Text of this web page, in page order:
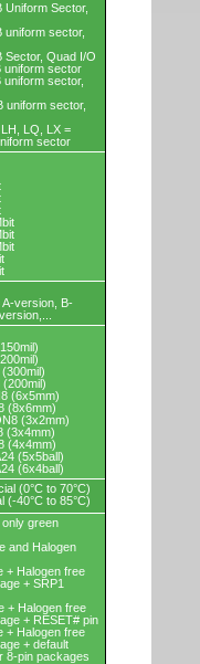
Uniform Sector,
uniform sector,
Sector, Quad I/O
uniform sector
uniform sector,
uniform sector,
LQ, LX =
sector
A-version, B-
(200mil)
(6x5mm)
(8x6mm)
(3x2mm)
(3x4mm)
(4x4mm)
(5x5ball)
(6x4ball)
(0°C to 70°C)
(-40°C to 85°C)
only green
and Halogen
+ Halogen free
+ SRP1
+ Halogen free
+ RESET# pin
+ Halogen free
+ default
8-pin packages